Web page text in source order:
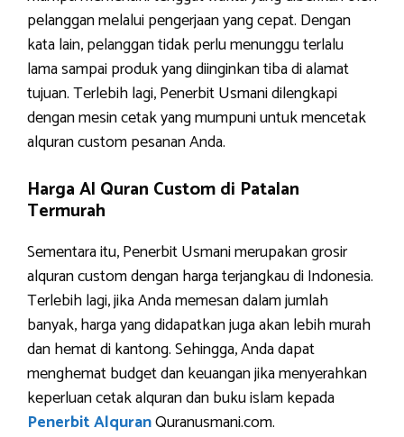
pelanggan melalui pengerjaan yang cepat. Dengan
kata lain, pelanggan tidak perlu menunggu terlalu
lama sampai produk yang diinginkan tiba di alamat
tujuan. Terlebih lagi, Penerbit Usmani dilengkapi
dengan mesin cetak yang mumpuni untuk mencetak
alquran custom pesanan Anda.
Harga Al Quran Custom di Patalan
Termurah
Sementara itu, Penerbit Usmani merupakan grosir
alquran custom dengan harga terjangkau di Indonesia.
Terlebih lagi, jika Anda memesan dalam jumlah
banyak, harga yang didapatkan juga akan lebih murah
dan hemat di kantong. Sehingga, Anda dapat
menghemat budget dan keuangan jika menyerahkan
keperluan cetak alquran dan buku islam kepada
Penerbit AlquranQuranusmani.com.